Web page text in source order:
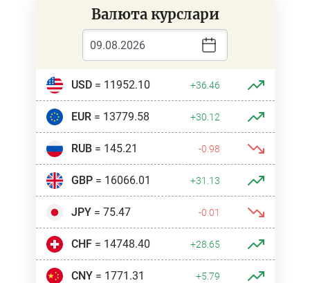
Валюта курслари
USD= 11952.10 +36.46
EUR= 13779.58 +30.12
RUB= 145.21 -0.98
GBP= 16066.01 +31.13
JPY= 75.47 -0.01
CHF= 14748.40 +28.65
CNY= 1771.31 +5.79